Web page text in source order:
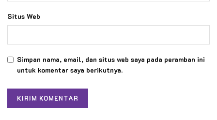
Situs Web
Simpan nama, email, dan situs web saya pada peramban ini
untuk komentar saya berikutnya.